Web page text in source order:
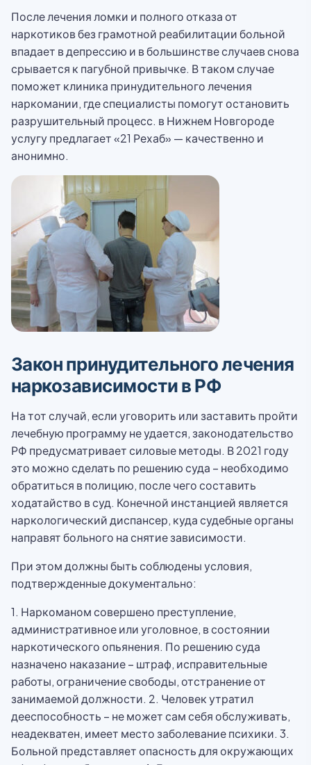
После лечения ломки и полного отказа от
наркотиков без грамотной реабилитации больной
впадает в депрессию и в большинстве случаев снова
срывается к пагубной привычке. В таком случае
поможет клиника принудительного лечения
наркомании, где специалисты помогут остановить
разрушительный процесс. в Нижнем Новгороде
услугу предлагает «21 Рехаб» — качественно и
анонимно.
Закон принудительного лечения
наркозависимости в РФ
На тот случай, если уговорить или заставить пройти
лечебную программу не удается, законодательство
РФ предусматривает силовые методы. В 2021 году
это можно сделать по решению суда – необходимо
обратиться в полицию, после чего составить
ходатайство в суд. Конечной инстанцией является
наркологический диспансер, куда судебные органы
направят больного на снятие зависимости.
При этом должны быть соблюдены условия,
подтвержденные документально:
1. Наркоманом совершено преступление,
административное или уголовное, в состоянии
наркотического опьянения. По решению суда
назначено наказание – штраф, исправительные
работы, ограничение свободы, отстранение от
занимаемой должности. 2. Человек утратил
дееспособность – не может сам себя обслуживать,
неадекватен, имеет место заболевание психики. 3.
Больной представляет опасность для окружающих